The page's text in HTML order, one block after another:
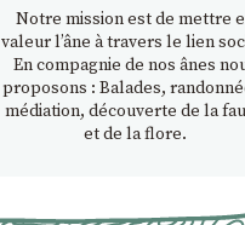
Notre mission est de mettre
valeur l’âne à travers le lien
En compagnie de nos ânes
proposons : Balades,
médiation, découverte de la
et de la flore.